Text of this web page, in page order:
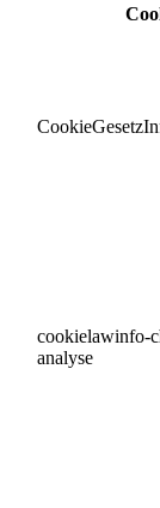
cookielawinfo-
analyse